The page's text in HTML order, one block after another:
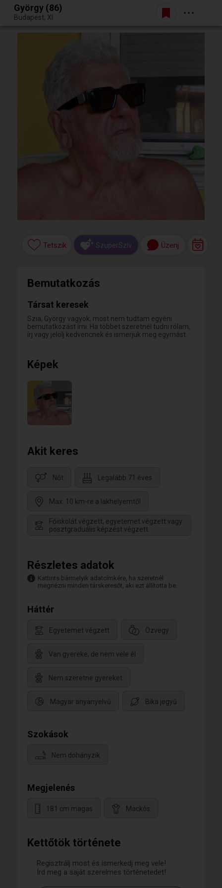
Egy jó randiból bármi lehet.
Belépés
György (86)
Budapest, XI.
Kettőtök története
Regisztrálj most és ismerkedj meg vele!
Írd meg a saját szerelmes történetedet!
Tetszik SzuperSzív Üzenj
Bemutatkozás
Társat keresek
Szia, György vagyok, most nem tudtam egyéni
bemutatkozást írni. Ha többet szeretnél tudni rólam,
írj vagy jelölj kedvencnek és ismerjük meg egymást.
Képek
Akit keres
Nőt Legalább 71 éves
Max. 10 km-re a lakhelyemtől
Főiskolát végzett, egyetemet végzett vagy
posztgraduális képzést végzett
Részletes adatok
Kattints bármelyik adatcímkére, ha szeretnél
megnézni minden társkeresőt, aki ezt állította be.
Háttér
Egyetemet végzett Özvegy
Van gyereke, de nem vele él
Nem szeretne gyereket
Magyar anyanyelvű Bika jegyű
Szokások
Nem dohányzik
Megjelenés
181 cm magas Mackós